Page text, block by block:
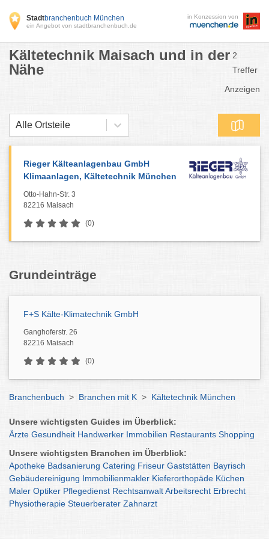
Stadtbranchenbuch München
ein Angebot von stadtbranchenbuch.de
in Konzession von
Kältetechnik Maisach und in der
Nähe
2
Treffer
Anzeigen
Alle Ortsteile
Rieger Kälteanlagenbau GmbH
Klimaanlagen, Kältetechnik München
Otto-Hahn-Str. 3
82216 Maisach
(0)
Grundeinträge
F+S Kälte-Klimatechnik GmbH
Ganghoferstr. 26
82216 Maisach
(0)
Branchenbuch > Branchen mit K > Kältetechnik München
Unsere wichtigsten Guides im Überblick:
Ärzte Gesundheit Handwerker Immobilien Restaurants Shopping
Unsere wichtigsten Branchen im Überblick:
Apotheke Badsanierung Catering Friseur Gaststätten Bayrisch
Gebäudereinigung Immobilienmakler Kieferorthopäde Küchen
Maler Optiker Pflegedienst RechtsanwaltArbeitsrecht Erbrecht
Physiotherapie Steuerberater Zahnarzt